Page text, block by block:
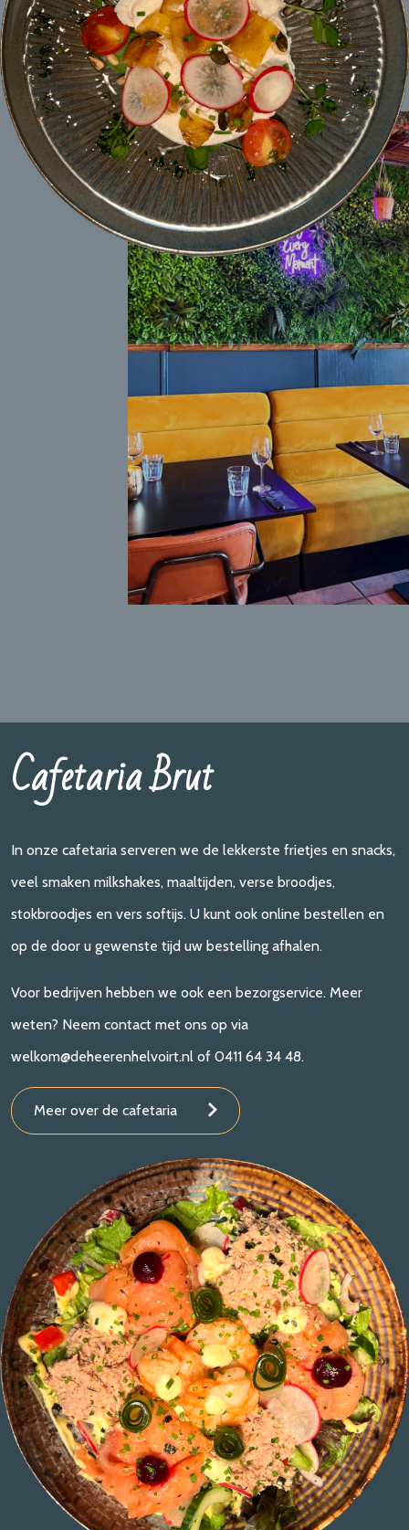
Cafetaria Brut
In onze cafetaria serveren we de lekkerste frietjes en snacks,
veel smaken milkshakes, maaltijden, verse broodjes,
stokbroodjes en vers softijs. U kunt ook online bestellen en
op de door u gewenste tijd uw bestelling afhalen.
Voor bedrijven hebben we ook een bezorgservice. Meer
weten? Neem contact met ons op via
welkom@deheerenhelvoirt.nl of 0411 64 34 48.
Meer over de cafetaria